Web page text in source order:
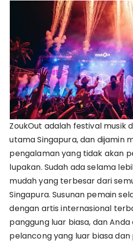
ZoukOut adalah festival musik
utama Singapura, dan dijamin
pengalaman yang tidak akan
lupakan. Sudah ada selama
mudah yang terbesar dari
Singapura. Susunan pemain
dengan artis internasional
panggung luar biasa, dan
pelancong yang luar biasa dan